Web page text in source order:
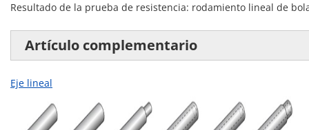
Resultado de la prueba de resistencia: rodamiento lineal de
Artículo complementario
Eje lineal